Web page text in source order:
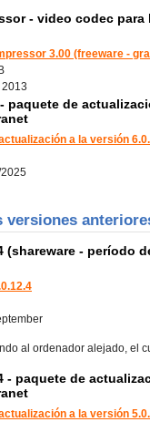
- video codec para
3.00 (freeware -
2013
- paquete de
a la versión
versiones
(shareware - período
al ordenador alejado, el
- paquete de
a la versión